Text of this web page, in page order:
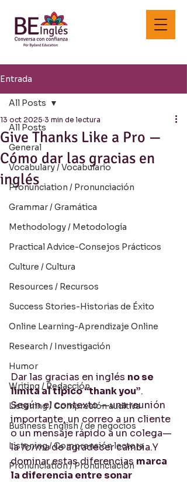
Entrada
All Posts
General
Vocabulary / Vocabulario
Pronunciation / Pronunciación
Grammar / Gramática
Methodology / Metodología
Practical Advice-Consejos Prácticos
Culture / Cultura
Resources / Recursos
Success Stories-Historias de Éxito
Online Learning-Aprendizaje Online
Research / Investigación
Humor
Writing / Redacción
Listening / Compresión auditiva
Business English / de negocios
Listening / Comprensión lectora
Pronunciation / Pronunciación
All Posts
Give Thanks Like a Pro —
Cómo dar las gracias en
inglés
13 oct 2025 3 min de lectura
Dar las gracias en inglés no se
limita al típico “thank you”.
Según el contexto —una reunión
importante, un correo a un cliente
o un mensaje rápido a un colega—
la forma de agradecer cambia.Y
dominar estas diferencias marca
la diferencia entre sonar